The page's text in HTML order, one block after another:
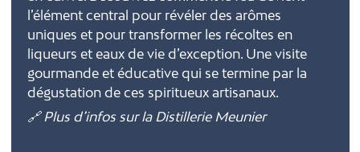
l’élément central pour révéler des arômes
uniques et pour transformer les récoltes en
liqueurs et eaux de vie d’exception. Une visite
gourmande et éducative qui se termine par la
dégustation de ces spiritueux artisanaux.
🔗 Plus d’infos sur la Distillerie Meunier